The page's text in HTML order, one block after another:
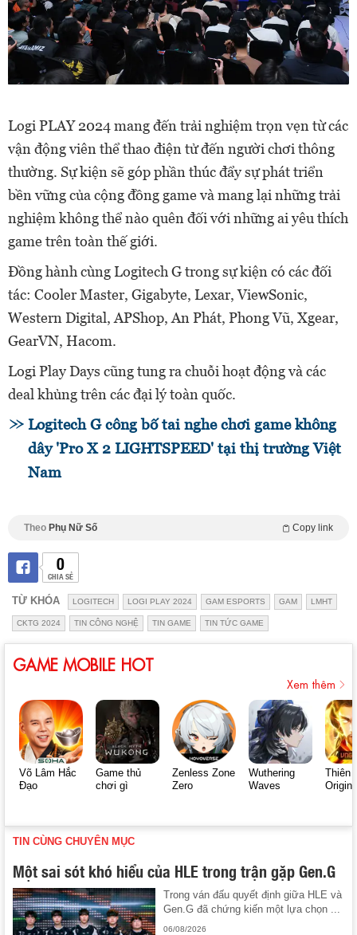
Logi PLAY 2024 mang đến trải nghiệm trọn vẹn từ các
vận động viên thể thao điện tử đến người chơi thông
thường. Sự kiện sẽ góp phần thúc đẩy sự phát triển
bền vững của cộng đồng game và mang lại những trải
nghiệm không thể nào quên đối với những ai yêu thích
game trên toàn thế giới.
Đồng hành cùng Logitech G trong sự kiện có các đối
tác: Cooler Master, Gigabyte, Lexar, ViewSonic,
Western Digital, APShop, An Phát, Phong Vũ, Xgear,
GearVN, Hacom.
Logi Play Days cũng tung ra chuỗi hoạt động và các
deal khủng trên các đại lý toàn quốc.
Logitech G công bố tai nghe chơi game không
dây 'Pro X 2 LIGHTSPEED' tại thị trường Việt
Nam
Theo Phụ Nữ Số Copy link
0
CHIA SẺ
TỪ KHÓA LOGITECH LOGI PLAY 2024 GAM ESPORTS GAM LMHT
CKTG 2024 TIN CÔNG NGHỆ TIN GAME TIN TỨC GAME
GAME MOBILE HOT
Xem thêm
Võ Lâm Hắc
Đạo
Game thủ
chơi gì
Zenless Zone
Zero
Wuthering
Waves
Thiên
Origin
TIN CÙNG CHUYÊN MỤC
Một sai sót khó hiểu của HLE trong trận gặp Gen.G
Trong ván đấu quyết định giữa HLE và
Gen.G đã chứng kiến một lựa chọn ...
06/08/2026